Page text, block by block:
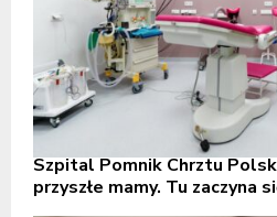
Szpital Pomnik Chrztu
przyszłe mamy. Tu zaczyna